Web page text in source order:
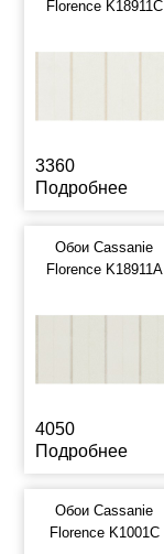
Florence K18911C
3360
Подробнее
Обои Cassanie
Florence K18911A
4050
Подробнее
Обои Cassanie
Florence K1001C